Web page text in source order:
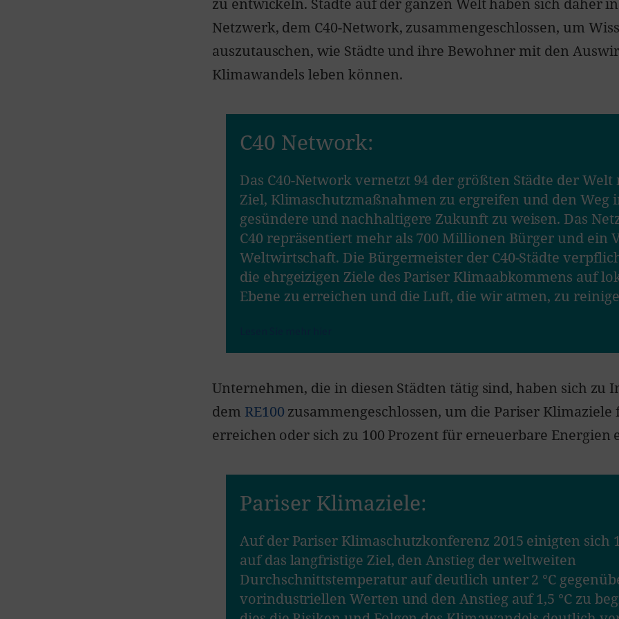
zu entwickeln. Städte auf der ganzen Welt haben sich daher
Netzwerk, dem C40-Network, zusammengeschlossen, um
auszutauschen, wie Städte und ihre Bewohner mit den
Klimawandels leben können.
C40 Network:
Das C40-Network vernetzt 94 der größten Städte der Welt
Ziel, Klimaschutzmaßnahmen zu ergreifen und den Weg
gesündere und nachhaltigere Zukunft zu weisen. Das
C40 repräsentiert mehr als 700 Millionen Bürger und ein
Weltwirtschaft. Die Bürgermeister der C40-Städte
die ehrgeizigen Ziele des Pariser Klimaabkommens auf
Ebene zu erreichen und die Luft, die wir atmen, zu
Unternehmen, die in diesen Städten tätig sind, haben sich zu
dem RE100 zusammengeschlossen, um die Pariser
erreichen oder sich zu 100 Prozent für erneuerbare Energien
Pariser Klimaziele:
Auf der Pariser Klimaschutzkonferenz 2015 einigten sich
auf das langfristige Ziel, den Anstieg der weltweiten
Durchschnittstemperatur auf deutlich unter 2 °C
vorindustriellen Werten und den Anstieg auf 1,5 °C zu